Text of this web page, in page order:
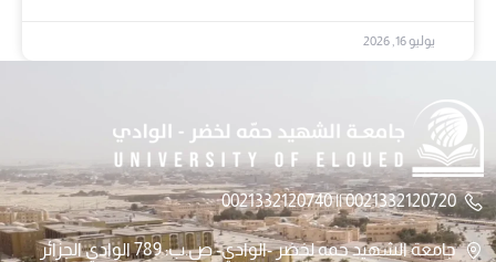
يوليو 16, 2026
0021332120720 || 0021332120740
جامعة الشهيد حمه لخضر -الوادي- ص.ب: 789 الوادي الجزائر